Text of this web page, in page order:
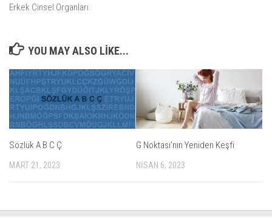
Erkek Cinsel Organları
YOU MAY ALSO LIKE...
Sözlük A B C Ç
MART 21, 2023
G Noktası’nın Yeniden Keşfi
NISAN 6, 2023